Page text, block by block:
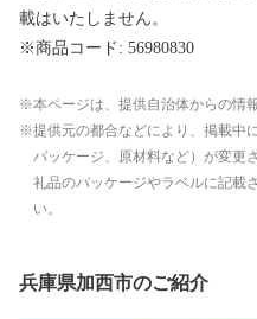
載はいたしません。
※商品コード: 56980830
本ページは、提供自治体からの情
提供元の都合などにより、掲載中
パッケージ、原材料など）が変更
礼品のパッケージやラベルに記載
い。
兵庫県加西市のご紹介